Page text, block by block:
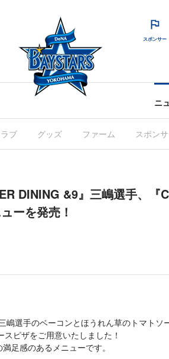
スポンサー
ニ
ブ グッズ ファーム スポン
DINING &9』三嶋選手、『
ーを発売！
選手のベーコンとほうれん草のトマトソ
ピザをご用意いたしました！
足感のあるメニューです。